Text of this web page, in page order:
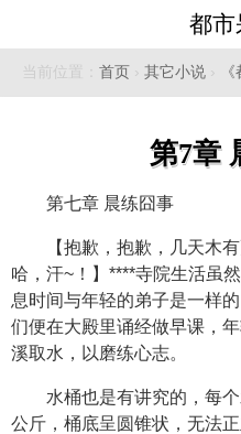
都市
当前位置： 首页 › 其它小说 ›
第7章
第七章 晨练囧事
【抱歉，抱歉，几天木
哈，汗~！】****寺院生活虽
息时间与年轻的弟子是一样
们便在大殿里诵经做早课，
溪取水，以磨练心志。
水桶也是有讲究的，每
公斤，桶底呈圆锥状，无法